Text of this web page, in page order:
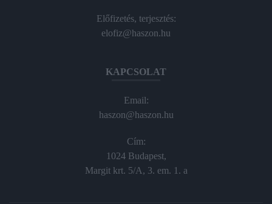
Előfizetés, terjesztés:
elofiz@haszon.hu
KAPCSOLAT
Email:
haszon@haszon.hu
Cím:
1024 Budapest,
Margit krt. 5/A, 3. em. 1. a